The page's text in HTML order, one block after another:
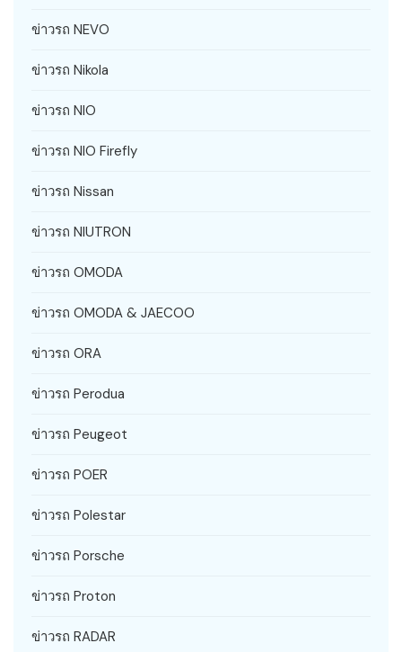
ข่าวรถ NEVO
ข่าวรถ Nikola
ข่าวรถ NIO
ข่าวรถ NIO Firefly
ข่าวรถ Nissan
ข่าวรถ NIUTRON
ข่าวรถ OMODA
ข่าวรถ OMODA & JAECOO
ข่าวรถ ORA
ข่าวรถ Perodua
ข่าวรถ Peugeot
ข่าวรถ POER
ข่าวรถ Polestar
ข่าวรถ Porsche
ข่าวรถ Proton
ข่าวรถ RADAR